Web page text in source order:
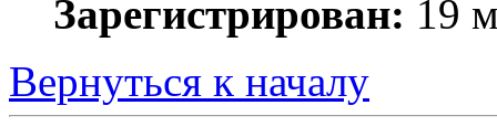
Зарегистрирован: 19
Вернуться к началу